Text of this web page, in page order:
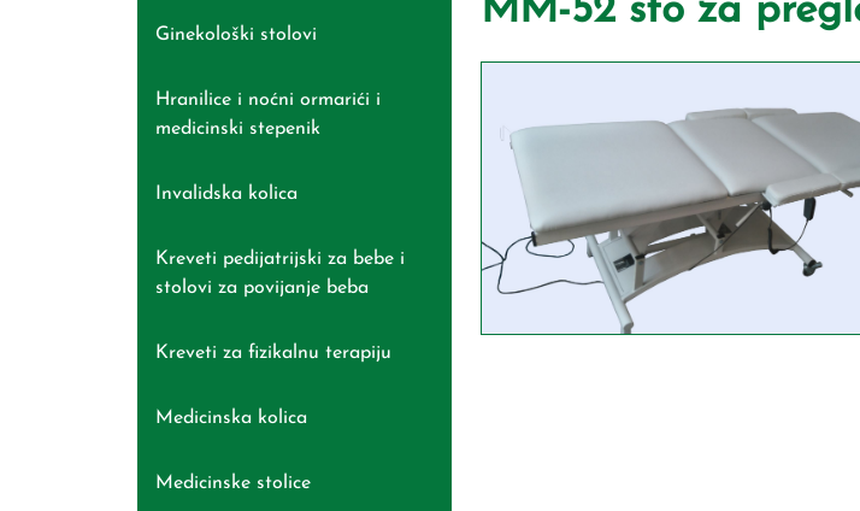
Ginekološki stolovi
Hranilice i noćni ormarići i
medicinski stepenik
Invalidska kolica
Kreveti pedijatrijski za bebe i
stolovi za povijanje beba
Kreveti za fizikalnu terapiju
Medicinska kolica
Medicinske stolice
MM-52 sto za